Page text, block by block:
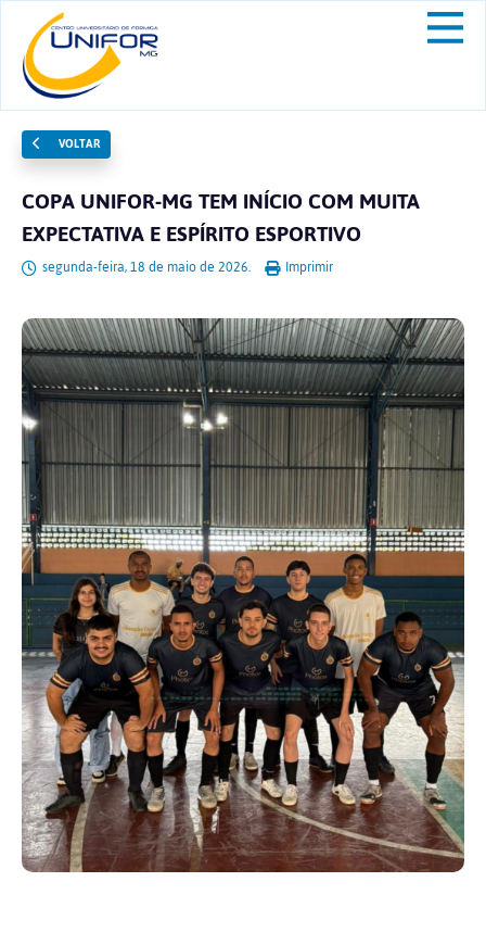
VOLTAR
COPA UNIFOR-MG TEM INÍCIO COM MUITA
EXPECTATIVA E ESPÍRITO ESPORTIVO
segunda-feira, 18 de maio de 2026. Imprimir